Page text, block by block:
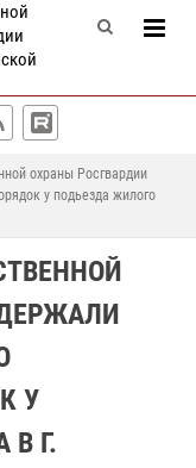
охраны Росгвардии
у подьезда жилого
У
Г.